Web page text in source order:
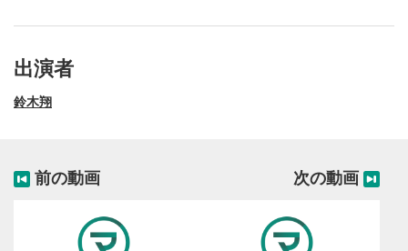
10:27
【5/13】今年既に3回利上げ済の豪ドルは右肩上がり？
3ヶ月前
ンダメンタルズの観点から為替相場を解説する「FX
通し、今週の経済指標など、取引に役立つ情報をお届けし
ます。（毎週月曜に配信予定）#FX #為替 #米ドル
出演者
鈴木翔
前の動画 次の動画